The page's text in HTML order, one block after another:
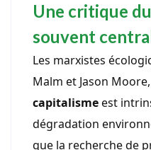
Une critique
souvent
Les marxistes
Malm et Jason
capitalismeest
dégradation
que la recherche de